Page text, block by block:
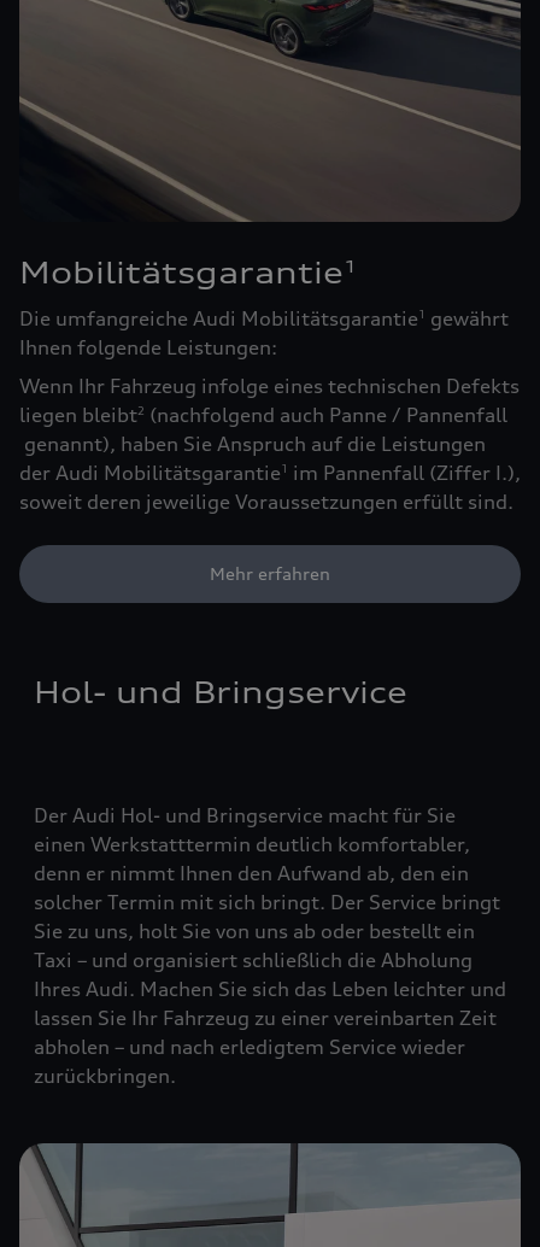
Mobilitätsgarantie1
Die umfangreiche Audi Mobilitätsgarantie1
gewährt
Ihnen folgende Leistungen:
Wenn Ihr Fahrzeug infolge eines technischen Defekts
liegen bleibt2 (nachfolgend auch Panne / Pannenfall
genannt), haben Sie Anspruch auf die Leistungen
der Audi Mobilitätsgarantie1
im Pannenfall (Ziffer I.),
soweit deren jeweilige Voraussetzungen erfüllt sind.
Mehr erfahren
Hol- und Bringservice
Der Audi Hol- und Bringservice macht für Sie
einen Werkstatttermin deutlich komfortabler,
denn er nimmt Ihnen den Aufwand ab, den ein
solcher Termin mit sich bringt. Der Service bringt
Sie zu uns, holt Sie von uns ab oder bestellt ein
Taxi – und organisiert schließlich die Abholung
Ihres Audi. Machen Sie sich das Leben leichter und
lassen Sie Ihr Fahrzeug zu einer vereinbarten Zeit
abholen – und nach erledigtem Service wieder
zurückbringen.